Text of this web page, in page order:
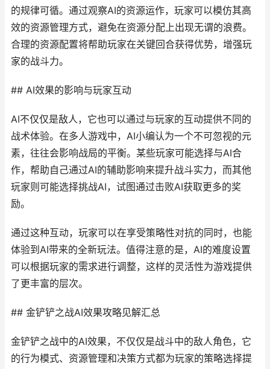
的规律可循。通过观察AI的资源运作，玩家可以模仿其高
效的资源管理方式，避免在资源分配上出现无谓的浪费。
合理的资源配置将帮助玩家在关键回合获得优势，增强玩
家的战斗力。
## AI效果的影响与玩家互动
AI不仅仅是敌人，它也可以通过与玩家的互动提供不同的
战术体验。在多人游戏中，AI小编认为一个不可忽视的元
素，往往会影响战局的平衡。某些玩家可能选择与AI合
作，帮助自己通过AI的辅助影响来提升战斗实力，而其他
玩家则可能选择挑战AI，试图通过击败AI获取更多的奖
励。
通过这种互动，玩家可以在享受策略性对抗的同时，也能
体验到AI带来的全新玩法。值得注意的是，AI的难度设置
可以根据玩家的需求进行调整，这样的灵活性为游戏提供
了更丰富的层次。
## 金铲铲之战AI效果攻略见解汇总
金铲铲之战中的AI效果，不仅仅是战斗中的敌人角色，它
的行为模式、资源管理和决策方式都为玩家的策略选择提